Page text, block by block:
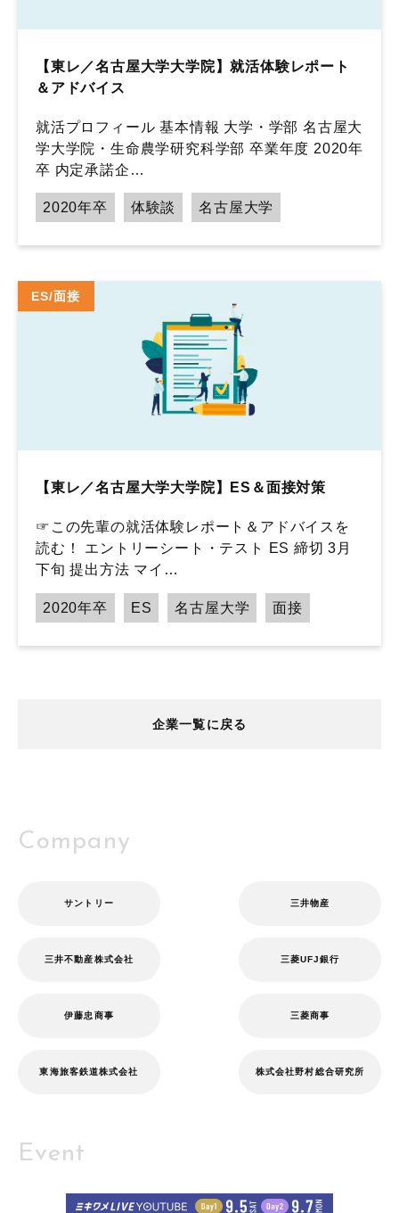
【東レ／名古屋大学大学院】就活体験レポート
＆アドバイス
就活プロフィール 基本情報 大学・学部 名古屋大
学大学院・生命農学研究科学部 卒業年度 2020年
卒 内定承諾企…
2020年卒 体験談 名古屋大学
ES/面接
【東レ／名古屋大学大学院】ES＆面接対策
☞この先輩の就活体験レポート＆アドバイスを
読む！ エントリーシート・テスト ES 締切 3月
下旬 提出方法 マイ…
2020年卒 ES 名古屋大学 面接
企業一覧に戻る
Company
サントリー 三井物産
三井不動産株式会社 三菱UFJ銀行
伊藤忠商事 三菱商事
東海旅客鉄道株式会社 株式会社野村総合研究所
Event